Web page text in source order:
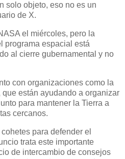
solo objeto, eso no es un
de X.
el miércoles, pero la
programa espacial está
al cierre gubernamental y no
con organizaciones como la
están ayudando a organizar
para mantener la Tierra a
cercanos.
para defender el
trata este importante
de intercambio de consejos